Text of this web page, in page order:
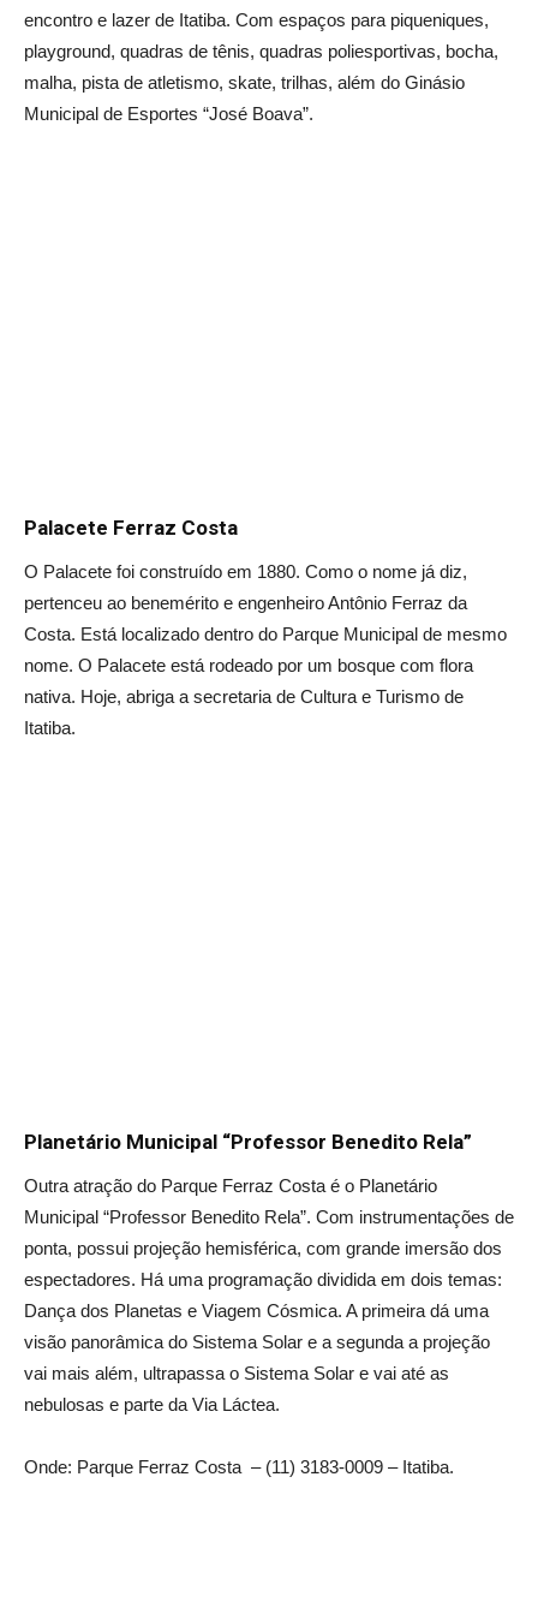
encontro e lazer de Itatiba. Com espaços para piqueniques,
playground, quadras de tênis, quadras poliesportivas, bocha,
malha, pista de atletismo, skate, trilhas, além do Ginásio
Municipal de Esportes “José Boava”.
Palacete Ferraz Costa
O Palacete foi construído em 1880. Como o nome já diz,
pertenceu ao benemérito e engenheiro Antônio Ferraz da
Costa. Está localizado dentro do Parque Municipal de mesmo
nome. O Palacete está rodeado por um bosque com flora
nativa. Hoje, abriga a secretaria de Cultura e Turismo de
Itatiba.
Planetário Municipal “Professor Benedito Rela”
Outra atração do Parque Ferraz Costa é o Planetário
Municipal “Professor Benedito Rela”. Com instrumentações de
ponta, possui projeção hemisférica, com grande imersão dos
espectadores. Há uma programação dividida em dois temas:
Dança dos Planetas e Viagem Cósmica. A primeira dá uma
visão panorâmica do Sistema Solar e a segunda a projeção
vai mais além, ultrapassa o Sistema Solar e vai até as
nebulosas e parte da Via Láctea.
Onde: Parque Ferraz Costa – (11) 3183-0009 – Itatiba.